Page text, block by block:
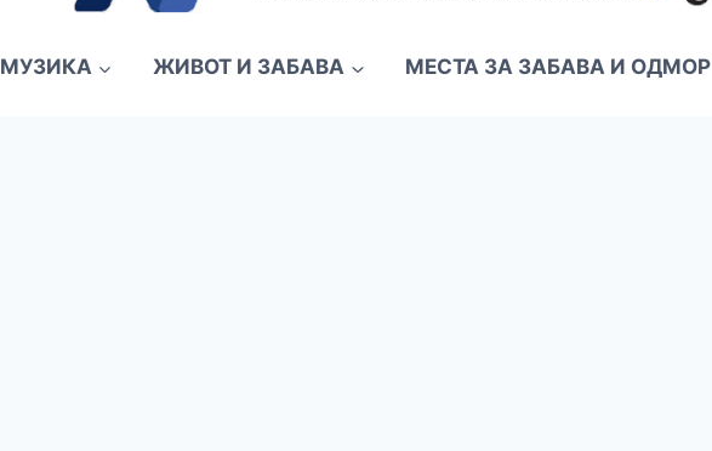
МУЗИКА ЖИВОТ И ЗАБАВА МЕСТА ЗА ЗАБАВА И ОДМОР